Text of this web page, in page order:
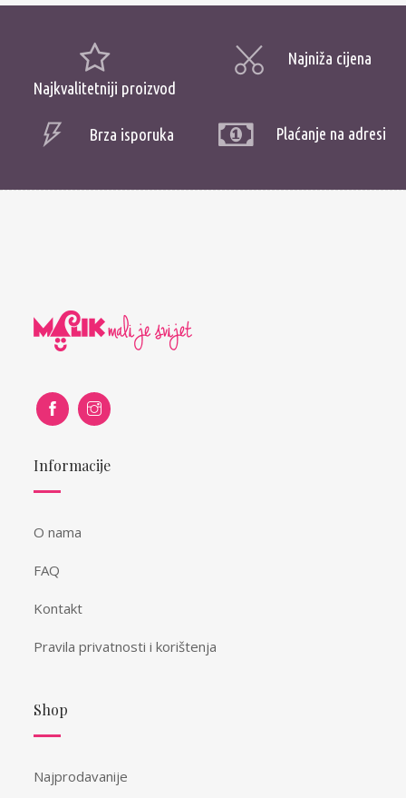
Najkvalitetniji proizvod
Najniža cijena
Brza isporuka Plaćanje na adresi
Informacije
O nama
FAQ
Kontakt
Pravila privatnosti i korištenja
Shop
Najprodavanije